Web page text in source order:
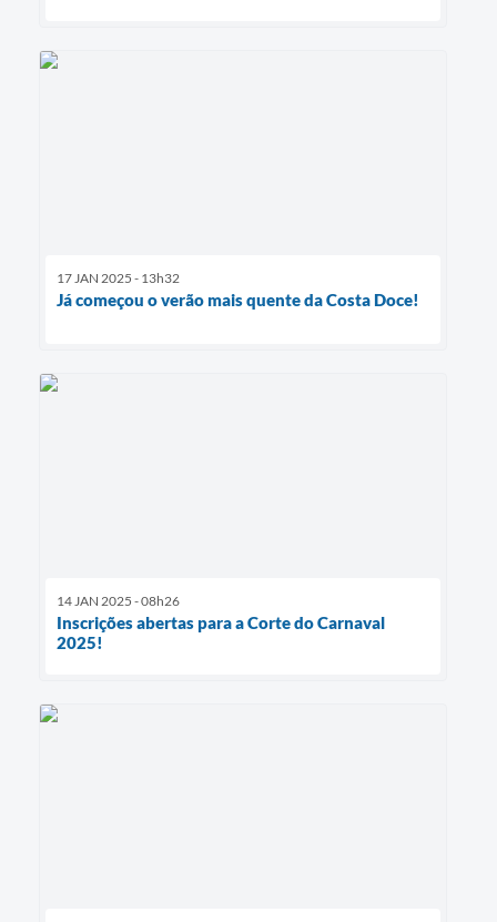
17 JAN 2025 - 13h32
Já começou o verão mais quente da Costa Doce!
14 JAN 2025 - 08h26
Inscrições abertas para a Corte do Carnaval
2025!